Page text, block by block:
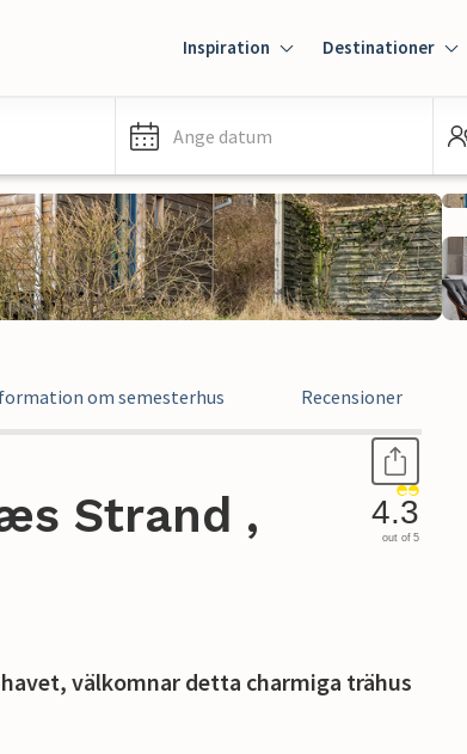
Inspiration Destinationer
Ange datum
om semesterhus Recensioner
Strand ,
4.3
out of 5
välkomnar detta charmiga trähus